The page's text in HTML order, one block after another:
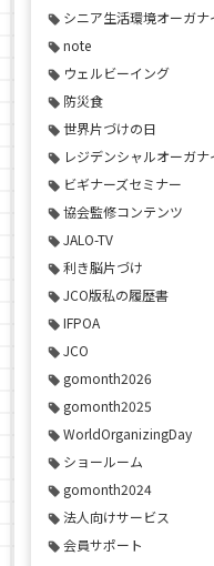
シニア生活環境オーガナ
note
ウェルビーイング
防災食
世界片づけの日
レジデンシャルオーガナ
ビギナーズセミナー
協会監修コンテンツ
JALO-TV
利き脳片づけ
JCO版私の履歴書
IFPOA
JCO
gomonth2026
gomonth2025
WorldOrganizingDay
ショールーム
gomonth2024
法人向けサービス
会員サポート